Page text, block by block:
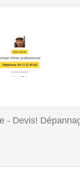
- Devis!